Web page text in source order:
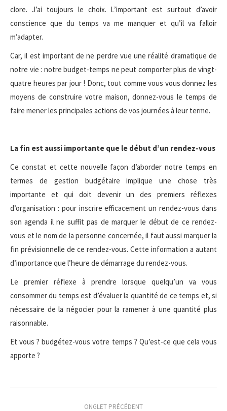
clore. J’ai toujours le choix. L’important est surtout d’avoir
conscience que du temps va me manquer et qu’il va falloir
m’adapter.
Car, il est important de ne perdre vue une réalité dramatique de
notre vie : notre budget-temps ne peut comporter plus de vingt-
quatre heures par jour ! Donc, tout comme vous vous donnez les
moyens de construire votre maison, donnez-vous le temps de
faire mener les principales actions de vos journées à leur terme.
La fin est aussi importante que le début d’un rendez-vous
Ce constat et cette nouvelle façon d’aborder notre temps en
termes de gestion budgétaire implique une chose très
importante et qui doit devenir un des premiers réflexes
d’organisation : pour inscrire efficacement un rendez-vous dans
son agenda il ne suffit pas de marquer le début de ce rendez-
vous et le nom de la personne concernée, il faut aussi marquer la
fin prévisionnelle de ce rendez-vous. Cette information a autant
d’importance que l’heure de démarrage du rendez-vous.
Le premier réflexe à prendre lorsque quelqu’un va vous
consommer du temps est d’évaluer la quantité de ce temps et, si
nécessaire de la négocier pour la ramener à une quantité plus
raisonnable.
Et vous ? budgétez-vous votre temps ? Qu’est-ce que cela vous
apporte ?
ONGLET PRÉCÉDENT